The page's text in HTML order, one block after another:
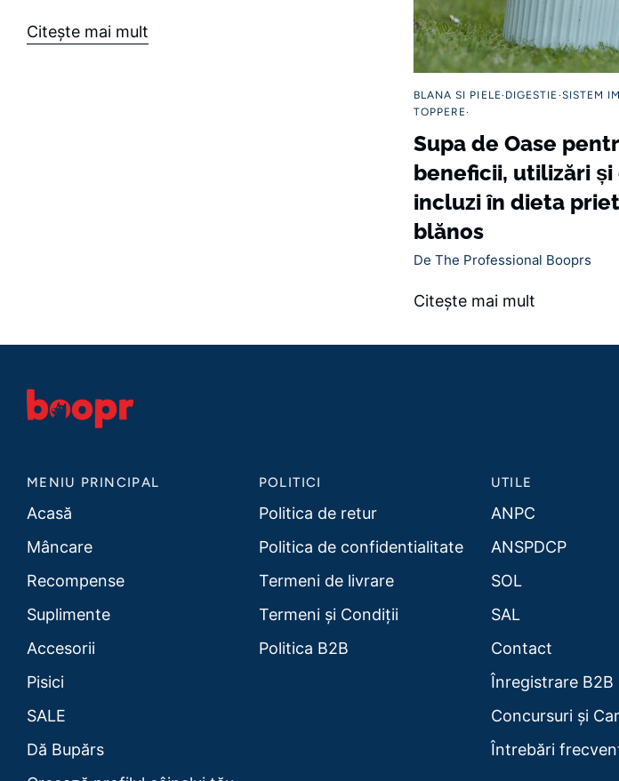
Citeşte mai mult
BLANA SI PIELE DIGESTIE SISTEM
TOPPERE
Supa de Oase
beneficii, utilizări și
incluzi în dieta
blănos
De The Professional Booprs
Citeşte mai mult
MENIU PRINCIPAL
Acasă
Mâncare
Recompense
Suplimente
Accesorii
Pisici
SALE
Dă Bupărs
POLITICI
Politica de retur
Politica de confidentialitate
Termeni de livrare
Termeni și Condiții
Politica B2B
UTILE
ANPC
ANSPDCP
SOL
SAL
Contact
Înregistrare B2B
Concursuri și
Întrebări